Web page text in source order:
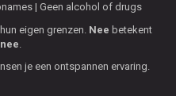
Geen alcohol of drugs
eigen grenzen. Nee betekent
nee
je een ontspannen ervaring.